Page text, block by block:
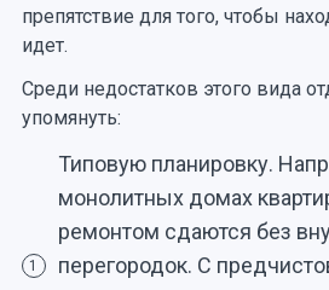
препятствие для того, чтобы
идет.
Среди недостатков этого вида
упомянуть:
1
Типовую планировку.
монолитных домах
ремонтом сдаются без
перегородок. С